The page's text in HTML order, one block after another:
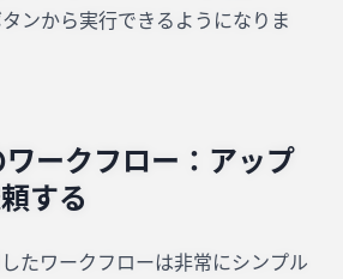
ンから実行できるようになりま
ークフロー：アップ
する
たワークフローは非常にシンプル